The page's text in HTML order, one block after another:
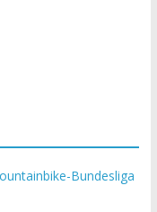
Bundesliga